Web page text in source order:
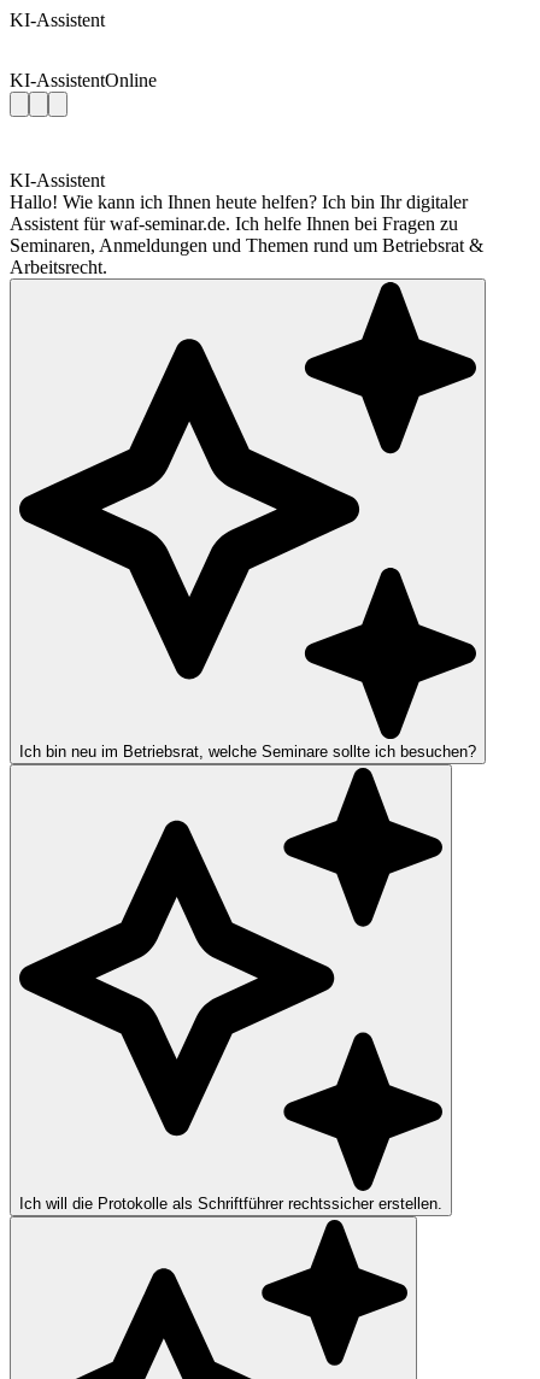
KI-Assistent
KI-AssistentOnline
KI-Assistent
Hallo! Wie kann ich Ihnen heute helfen? Ich bin Ihr digitaler
Assistent für waf-seminar.de. Ich helfe Ihnen bei Fragen zu
Seminaren, Anmeldungen und Themen rund um Betriebsrat &
Arbeitsrecht.
Ich bin neu im Betriebsrat, welche Seminare sollte ich besuchen?
Ich will die Protokolle als Schriftführer rechtssicher erstellen.